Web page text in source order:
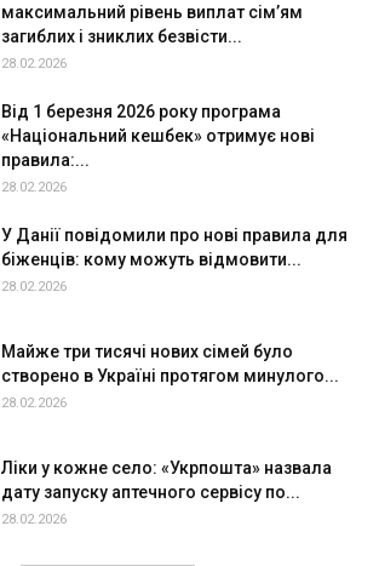
максимальний рівень виплат сім’ям
загиблих і зниклих безвісти...
28.02.2026
Від 1 березня 2026 року програма
«Національний кешбек» отримує нові
правила:...
28.02.2026
У Данії повідомили про нові правила для
біженців: кому можуть відмовити...
28.02.2026
Майже три тисячі нових сімей було
створено в Україні протягом минулого...
28.02.2026
Ліки у кожне село: «Укрпошта» назвала
дату запуску аптечного сервісу по...
28.02.2026